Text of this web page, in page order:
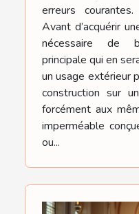
erreurs
Avant d’acquérir
nécessaire de
principale qui en
un usage extérieur
construction sur
forcément aux
imperméable
ou...